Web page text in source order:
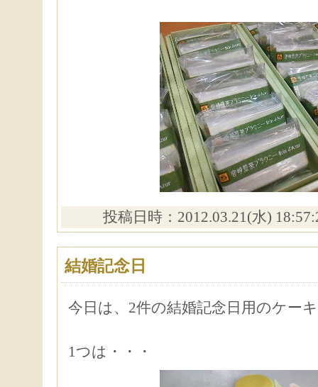
投稿日時：2012.03.21(水)
結婚記念日
今日は、2件の結婚記念日用のケー
1つは・・・